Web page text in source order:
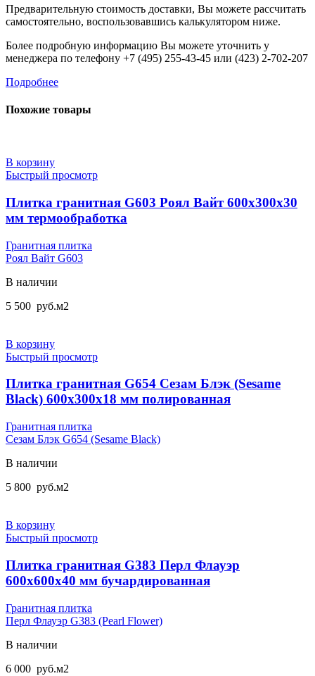
Предварительную стоимость доставки, Вы можете рассчитать
самостоятельно, воспользовавшись калькулятором ниже.
Более подробную информацию Вы можете уточнить у
менеджера по телефону +7 (495) 255-43-45 или (423) 2-702-207
Подробнее
Похожие товары
В корзину
Быстрый просмотр
Плитка гранитная G603 Роял Вайт 600х300х30
мм термообработка
Гранитная плитка
Роял Вайт G603
В наличии
5 500 руб.м2
В корзину
Быстрый просмотр
Плитка гранитная G654 Сезам Блэк (Sesame
Black) 600x300x18 мм полированная
Гранитная плитка
Сезам Блэк G654 (Sesame Black)
В наличии
5 800 руб.м2
В корзину
Быстрый просмотр
Плитка гранитная G383 Перл Флауэр
600х600х40 мм бучардированная
Гранитная плитка
Перл Флауэр G383 (Pearl Flower)
В наличии
6 000 руб.м2